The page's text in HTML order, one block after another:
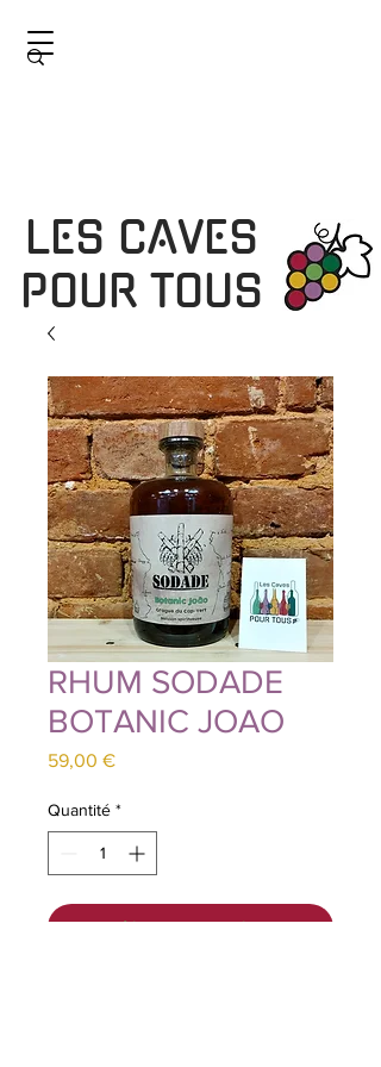
LES CAVES
POUR TOUS
RHUM SODADE
BOTANIC JOAO
59,00 €Prix
Quantité *
Ajouter au panier